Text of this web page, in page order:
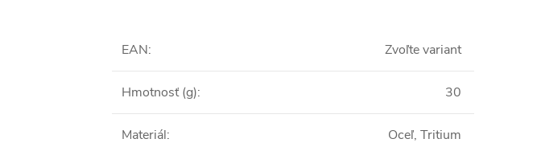
EAN: Zvoľte variant
Hmotnosť (g): 30
Materiál: Oceľ, Tritium